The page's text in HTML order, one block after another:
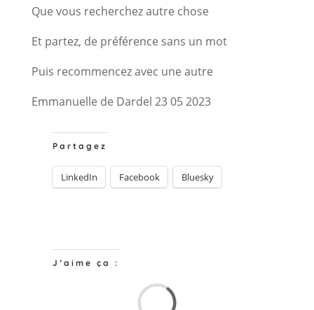
Que vous recherchez autre chose
Et partez, de préférence sans un mot
Puis recommencez avec une autre
Emmanuelle de Dardel 23 05 2023
Partagez
LinkedIn Facebook Bluesky
J’aime ça :